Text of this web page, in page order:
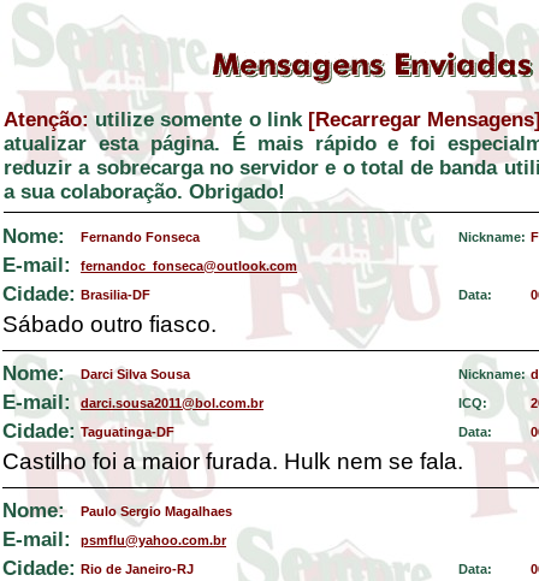
Atenção: utilize somente o link [Recarregar
atualizar esta página. É mais rápido e foi
reduzir a sobrecarga no servidor e o total de banda
a sua colaboração. Obrigado!
Nome:
Fernando Fonseca Nickname:
E-mail: fernandoc_fonseca@outlook.com
Cidade: Brasilia-DF Data:
Sábado outro fiasco.
Nome: Darci Silva Sousa Nickname:
E-mail: darci.sousa2011@bol.com.br ICQ:
Cidade: Taguatinga-DF Data:
Castilho foi a maior furada. Hulk nem se fala.
Nome: Paulo Sergio Magalhaes
E-mail: psmflu@yahoo.com.br
Cidade: Rio de Janeiro-RJ Data: